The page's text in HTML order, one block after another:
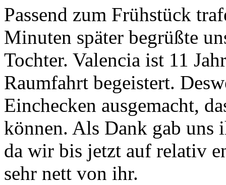
Passend zum Frühstück
Minuten später begrüßte
Tochter. Valencia ist 11
Raumfahrt begeistert.
Einchecken ausgemacht,
können. Als Dank gab uns
da wir bis jetzt auf relativ
sehr nett von ihr.